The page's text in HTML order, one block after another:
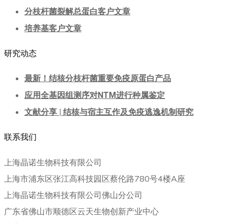
分枝杆菌裂解总蛋白客户文章
培养基客户文章
研究动态
最新！结核分枝杆菌重要免疫原蛋白产品
应用全基因组测序对NTM进行种属鉴定
文献分享 | 结核与宿主互作及免疫逃逸机制研究
联系我们
上海晶诺生物科技有限公司
上海市浦东区张江高科技园区蔡伦路780号4楼A座
上海晶诺生物科技有限公司佛山分公司
广东省佛山市顺德区云天生物创新产业中心